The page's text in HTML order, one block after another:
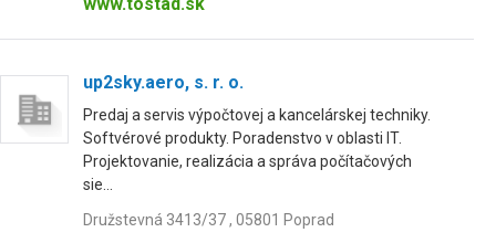
up2sky.aero, s. r. o.
Predaj a servis výpočtovej a kancelárskej techniky.
Softvérové produkty. Poradenstvo v oblasti IT.
Projektovanie, realizácia a správa počítačových
sie...
Družstevná 3413/37 , 05801 Poprad